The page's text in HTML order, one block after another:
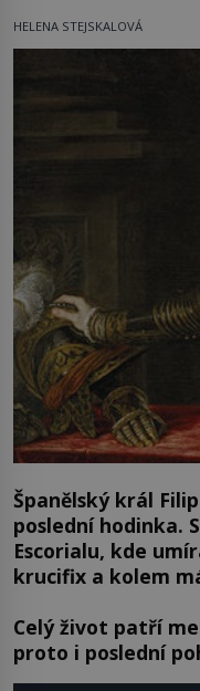
HELENA STEJSKALOVÁ
Španělský král
poslední hodinka.
Escorialu, kde
krucifix a kolem
Celý život patří
proto i poslední